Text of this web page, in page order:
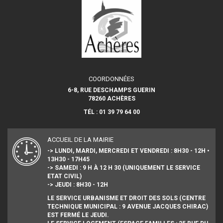
COORDONNÉES
6-8, RUE DESCHAMPS GUERIN
78260 ACHÈRES
TÉL : 01 39 79 64 00
ACCUEIL DE LA MAIRIE
-> LUNDI, MARDI, MERCREDI ET VENDREDI : 8H30 - 12H •
13H30 - 17H45
-> SAMEDI : 9 H À 12 H 30 (UNIQUEMENT LE SERVICE
ETAT CIVIL)
-> JEUDI : 8H30 - 12H
LE SERVICE URBANISME ET DROIT DES SOLS (CENTRE
TECHNIQUE MUNICIPAL : 9 AVENUE JACQUES CHIRAC)
EST FERMÉ LE JEUDI.